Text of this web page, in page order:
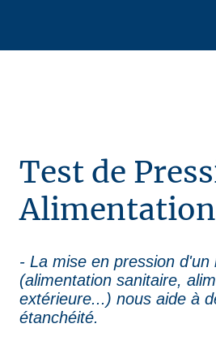
Test de
- La mise en pression d'un
(alimentation sanitaire,
extérieure...) nous aide à
étanchéité.